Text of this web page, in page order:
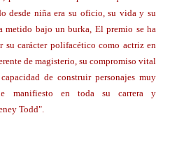
desde niña era su oficio, su vida y su
metido bajo un burka, El premio se ha
su carácter polifacético como actriz en
de magisterio, su compromiso vital
de construir personajes muy
manifiesto en toda su carrera y
Todd".